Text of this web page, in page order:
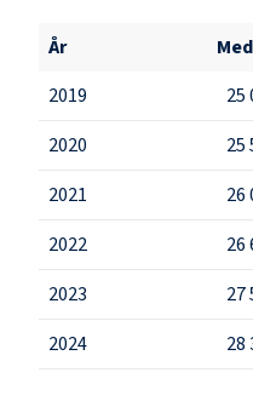
År
2019
25
2020
25
2021
26
2022
26
2023
27
2024
28